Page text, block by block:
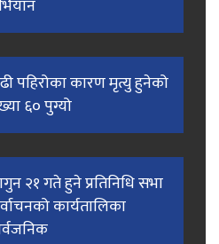
पहिरोका कारण मृत्यु हुनेको
६० पुग्यो
२१ गते हुने प्रतिनिधि सभा
कार्यतालिका